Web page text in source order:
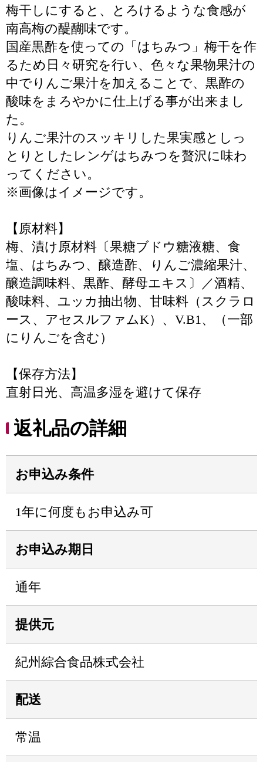
梅干しにすると、とろけるような食感が
南高梅の醍醐味です。
国産黒酢を使っての「はちみつ」梅干を作
るため日々研究を行い、色々な果物果汁の
中でりんご果汁を加えることで、黒酢の
酸味をまろやかに仕上げる事が出来まし
た。
りんご果汁のスッキリした果実感としっ
とりとしたレンゲはちみつを贅沢に味わ
ってください。
※画像はイメージです。
【原材料】
梅、漬け原材料〔果糖ブドウ糖液糖、食
塩、はちみつ、醸造酢、りんご濃縮果汁、
醸造調味料、黒酢、酵母エキス〕／酒精、
酸味料、ユッカ抽出物、甘味料（スクラロ
ース、アセスルファムK）、V.B1、（一部
にりんごを含む）
【保存方法】
直射日光、高温多湿を避けて保存
返礼品の詳細
お申込み条件
1年に何度もお申込み可
お申込み期日
通年
提供元
紀州綜合食品株式会社
配送
常温